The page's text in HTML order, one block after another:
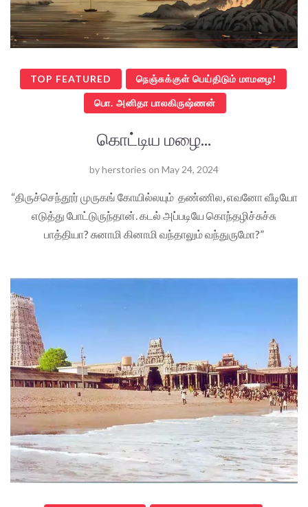
TOP FEATURED நெஞ்சுக்குள் பெய்திடும் மாமழை!
பொ. அனிதா பாலகிருஷ்ணன்
கொட்டிய மழை...
byherstories on May 24, 2024
“திருச்செந்தூர் முருகங் கோயில்லயும் தண்ணில, எவனோ வீடியோ
எடுத்து போட்டுருந்தான். கடல் அப்படியே கொந்தழிச்சுச்சு
பாத்தியா? சுனாமி கினாமி வந்தாலும் வந்துருமோ?”